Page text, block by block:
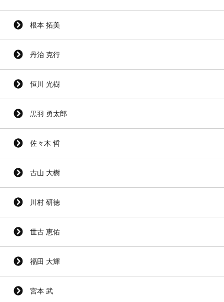
根本 拓美
丹治 克行
恒川 光樹
黒羽 勇太郎
佐々木 哲
古山 大樹
川村 研徳
世古 恵佑
福田 大輝
宮本 武